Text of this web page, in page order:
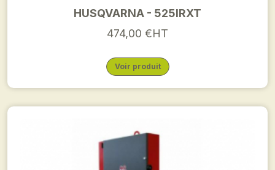
HUSQVARNA - 525IRXT
474,00 €HT
Voir produit